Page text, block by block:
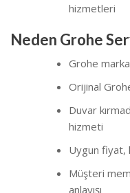
hizmetleri
Neden Grohe
Grohe
Orijinal
Duvar
hizmeti
Uygun fiyat,
Müşteri
anlayışı